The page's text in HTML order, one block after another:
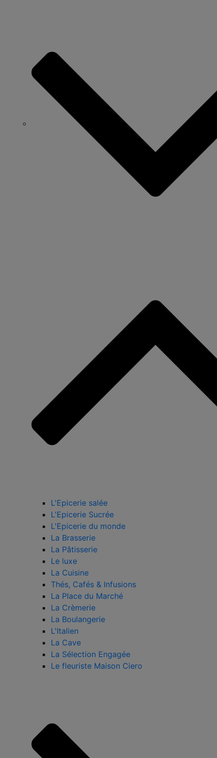
L'Epicerie salée
L'Epicerie Sucrée
L'Epicerie du monde
La Brasserie
La Pâtisserie
Le luxe
La Cuisine
Thés, Cafés & Infusions
La Place du Marché
La Crèmerie
La Boulangerie
L'Italien
La Cave
La Sélection Engagée
Le fleuriste Maison Ciero